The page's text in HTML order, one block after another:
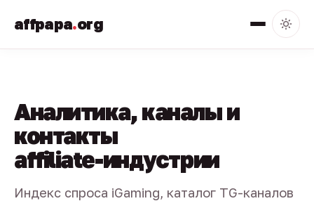
affpapa.org
Аналитика, каналы и
контакты
affiliate-индустрии
Индекс спроса iGaming, каталог TG-каналов